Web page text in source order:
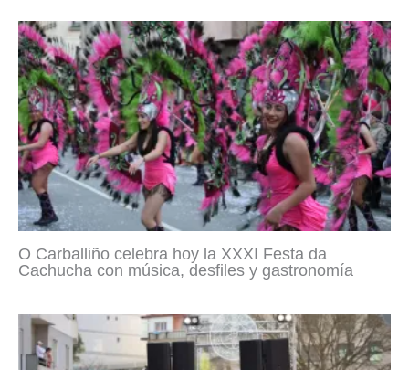
O Carballiño celebra hoy la XXXI Festa da
Cachucha con música, desfiles y gastronomía